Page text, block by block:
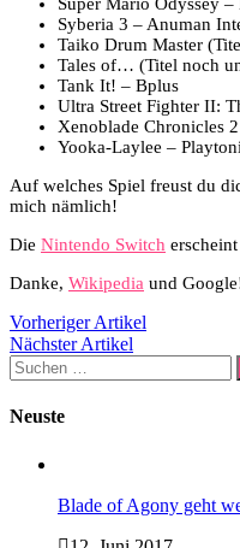
Syberia 3 – Anuman
Taiko Drum Master
Tales of… (Titel noch
Tank It! – Bplus
Ultra Street Fighter II:
Xenoblade Chronicles
Yooka-Laylee –
Auf welches Spiel freust du
mich nämlich!
Die Nintendo Switch
Danke, Wikipedia und
Vorheriger Artikel
Nächster Artikel
Suchen
nach:
Neuste
Blade of Agony geht